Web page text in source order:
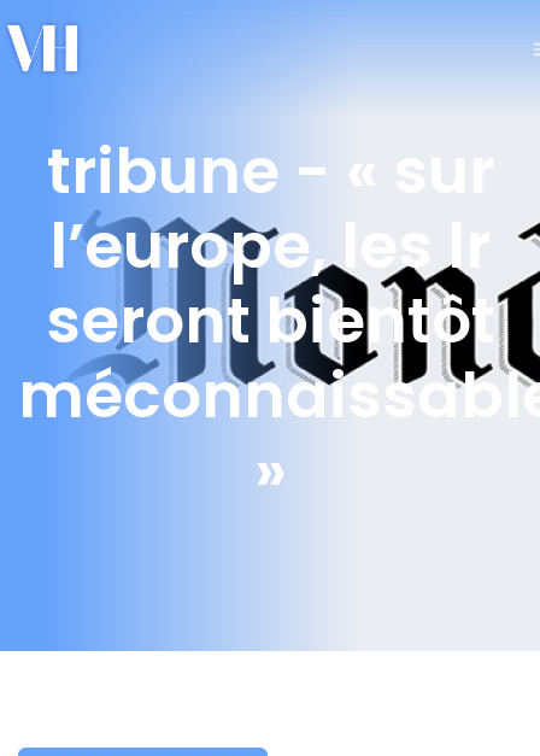
tribune - « sur
l’europe, les lr
seront bientôt
»